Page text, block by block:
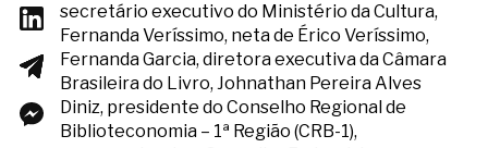
secretário executivo do Ministério da Cultura,
Fernanda Veríssimo, neta de Érico Veríssimo,
Fernanda Garcia, diretora executiva da Câmara
Brasileira do Livro, Johnathan Pereira Alves
Diniz, presidente do Conselho Regional de
Biblioteconomia – 1ª Região (CRB-1),